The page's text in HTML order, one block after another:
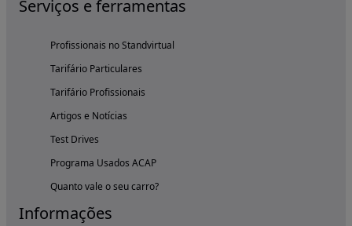
Serviços e ferramentas
Profissionais no Standvirtual
Tarifário Particulares
Tarifário Profissionais
Artigos e Notícias
Test Drives
Programa Usados ACAP
Quanto vale o seu carro?
Informações